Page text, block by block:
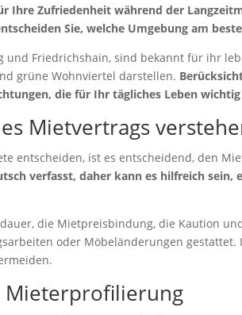
Ihre Zufriedenheit während der
Sie, welche Umgebung am
und Friedrichshain, sind bekannt für ihr
grüne Wohnviertel darstellen.
die für Ihr tägliches Leben
Mietvertrags
entscheiden, ist es entscheidend, den
verfasst, daher kann es hilfreich
die Mietpreisbindung, die Kaution
oder Möbeländerungen
Mieterprofilierung